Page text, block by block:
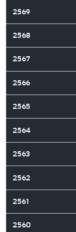
2569
2568
2567
2566
2565
2564
2563
2562
2561
2560